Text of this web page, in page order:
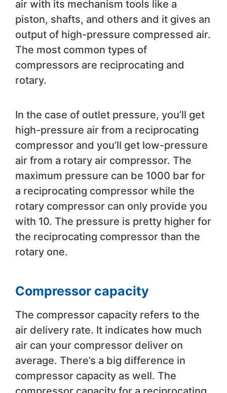
air with its mechanism tools like a
piston, shafts, and others and it gives an
output of high-pressure compressed air.
The most common types of
compressors are reciprocating and
rotary.
In the case of outlet pressure, you’ll get
high-pressure air from a reciprocating
compressor and you’ll get low-pressure
air from a rotary air compressor. The
maximum pressure can be 1000 bar for
a reciprocating compressor while the
rotary compressor can only provide you
with 10. The pressure is pretty higher for
the reciprocating compressor than the
rotary one.
Compressor capacity
The compressor capacity refers to the
air delivery rate. It indicates how much
air can your compressor deliver on
average. There’s a big difference in
compressor capacity as well. The